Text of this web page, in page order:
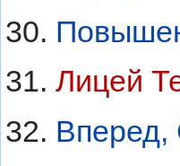
Лицей
Вперед,